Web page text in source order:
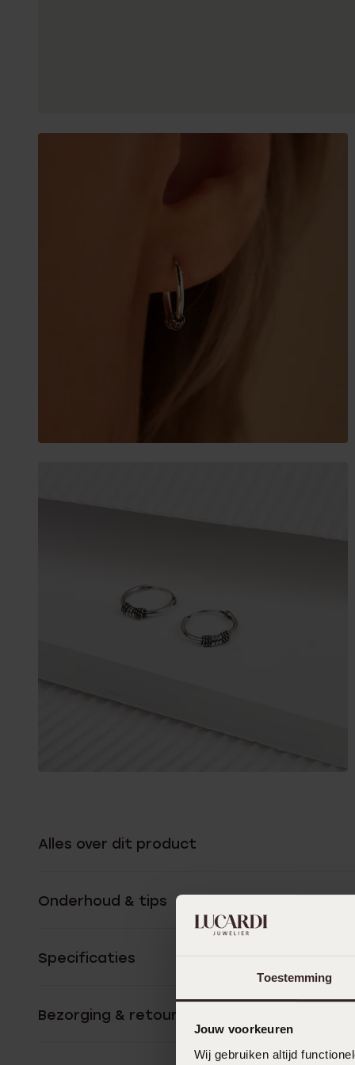
Toestemming
Jouw voorkeuren
Wij gebruiken altijd
Alles over dit product
Onderhoud & tips
Specificaties
Bezorging & retourneren